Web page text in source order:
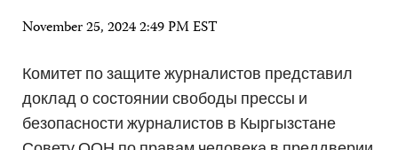
November 25, 2024 2:49 PM EST
Комитет по защите журналистов представил
доклад о состоянии свободы прессы и
безопасности журналистов в Кыргызстане